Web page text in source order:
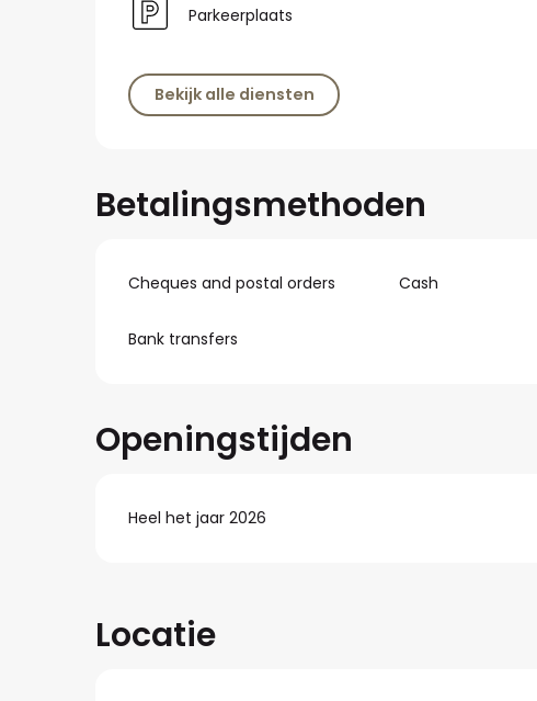
Parkeerplaats
Bekijk alle diensten
Betalingsmethoden
Cheques and postal orders Cash
Bank transfers
Openingstijden
Heel het jaar 2026
Locatie